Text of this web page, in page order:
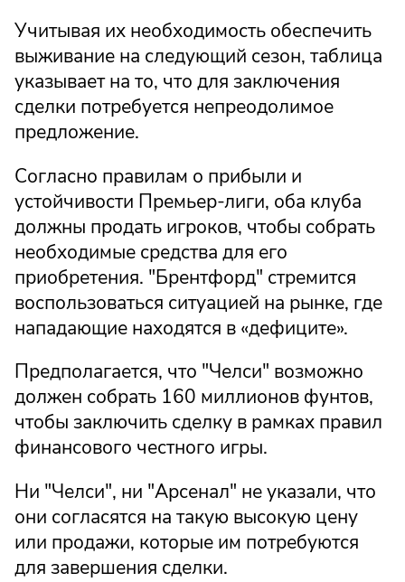
Учитывая их необходимость обеспечить
выживание на следующий сезон, таблица
указывает на то, что для заключения
сделки потребуется непреодолимое
предложение.
Согласно правилам о прибыли и
устойчивости Премьер-лиги, оба клуба
должны продать игроков, чтобы собрать
необходимые средства для его
приобретения. "Брентфорд" стремится
воспользоваться ситуацией на рынке, где
нападающие находятся в «дефиците».
Предполагается, что "Челси" возможно
должен собрать 160 миллионов фунтов,
чтобы заключить сделку в рамках правил
финансового честного игры.
Ни "Челси", ни "Арсенал" не указали, что
они согласятся на такую высокую цену
или продажи, которые им потребуются
для завершения сделки.